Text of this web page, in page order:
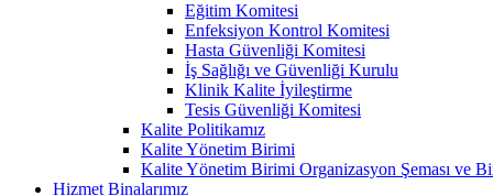
Eğitim Komitesi
Enfeksiyon Kontrol Komitesi
Hasta Güvenliği Komitesi
İş Sağlığı ve Güvenliği Kurulu
Klinik Kalite İyileştirme
Tesis Güvenliği Komitesi
Kalite Politikamız
Kalite Yönetim Birimi
Kalite Yönetim Birimi Organizasyon Şeması ve
Hizmet Binalarımız